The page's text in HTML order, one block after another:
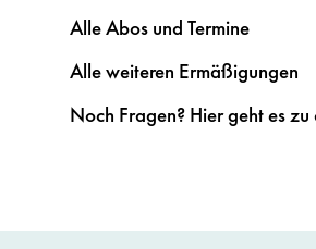
Alle Abos und Termine
Alle weiteren Ermäßigungen
Noch Fragen? Hier geht es